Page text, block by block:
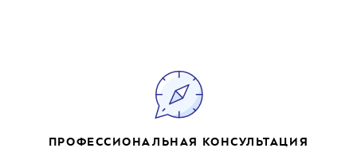
ПРОФЕССИОНАЛЬНАЯ КОНСУЛЬТАЦИЯ